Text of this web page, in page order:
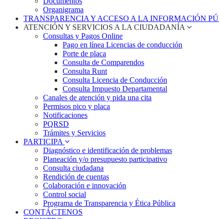
Organigrama
TRANSPARENCIA Y ACCESO A LA INFORMACIÓN
ATENCIÓN Y SERVICIOS A LA CIUDADANÍA
Consultas y Pagos Online
Pago en línea Licencias de conducción
Porte de placa
Consulta de Comparendos
Consulta Runt
Consulta Licencia de Conducción
Consulta Impuesto Departamental
Canales de atención y pida una cita
Permisos pico y placa
Notificaciones
PQRSD
Trámites y Servicios
PARTICIPA
Diagnóstico e identificación de problemas
Planeación y/o presupuesto participativo​
Consulta ciudadana
Rendición de cuentas
Colaboración e innovación
Control social
Programa de Transparencia y Ética Pública
CONTÁCTENOS